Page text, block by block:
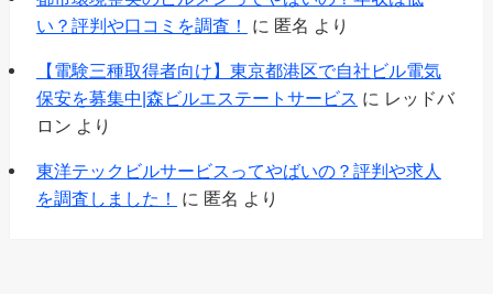
い？評判や口コミを調査！
に 匿名 より
【電験三種取得者向け】東京都港区で自社ビル電気
保安を募集中|森ビルエステートサービス に レッドバ
ロン より
東洋テックビルサービスってやばいの？評判や求人
を調査しました！
に 匿名 より